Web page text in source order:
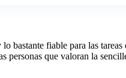
fiable para las
personas que valoran la